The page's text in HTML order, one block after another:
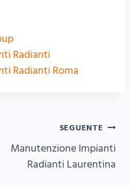
Radianti
Radianti Roma
SEGUENTE
Manutenzione Impianti
Radianti Laurentina